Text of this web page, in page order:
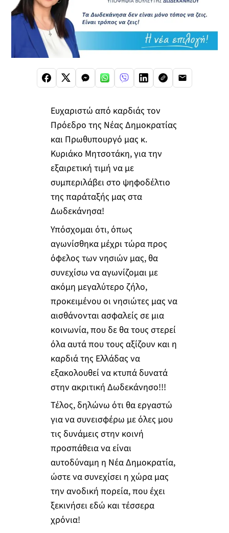
Ευχαριστώ από καρδιάς τον
Πρόεδρο της Νέας Δημοκρατίας
και Πρωθυπουργό μας κ.
Κυριάκο Μητσοτάκη, για την
εξαιρετική τιμή να με
συμπεριλάβει στο ψηφοδέλτιο
της παράταξής μας στα
Δωδεκάνησα!
Υπόσχομαι ότι, όπως
αγωνίσθηκα μέχρι τώρα προς
όφελος των νησιών μας, θα
συνεχίσω να αγωνίζομαι με
ακόμη μεγαλύτερο ζήλο,
προκειμένου οι νησιώτες μας να
αισθάνονται ασφαλείς σε μια
κοινωνία, που δε θα τους στερεί
όλα αυτά που τους αξίζουν και η
καρδιά της Ελλάδας να
εξακολουθεί να κτυπά δυνατά
στην ακριτική Δωδεκάνησο!!!
Τέλος, δηλώνω ότι θα εργαστώ
για να συνεισφέρω με όλες μου
τις δυνάμεις στην κοινή
προσπάθεια να είναι
αυτοδύναμη η Νέα Δημοκρατία,
ώστε να συνεχίσει η χώρα μας
την ανοδική πορεία, που έχει
ξεκινήσει εδώ και τέσσερα
χρόνια!